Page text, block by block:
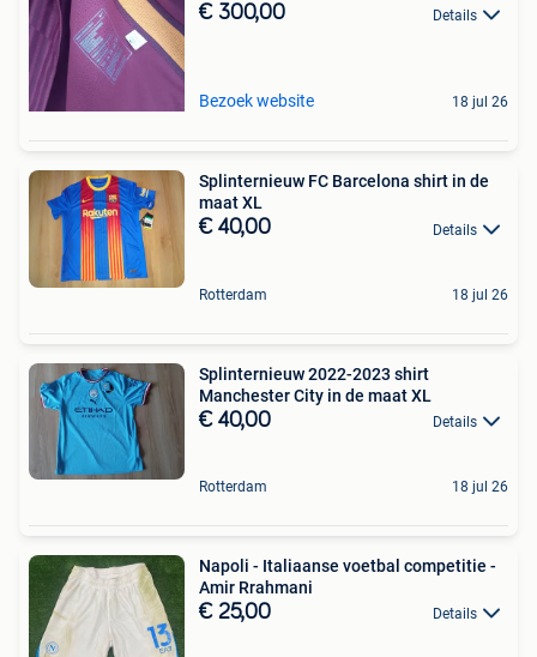
€ 300,00 Details
Bezoek website 18 jul 26
Splinternieuw FC Barcelona shirt in de
maat XL
€ 40,00 Details
Rotterdam 18 jul 26
Splinternieuw 2022-2023 shirt
Manchester City in de maat XL
€ 40,00 Details
Rotterdam 18 jul 26
Napoli - Italiaanse voetbal competitie -
Amir Rrahmani
€ 25,00 Details